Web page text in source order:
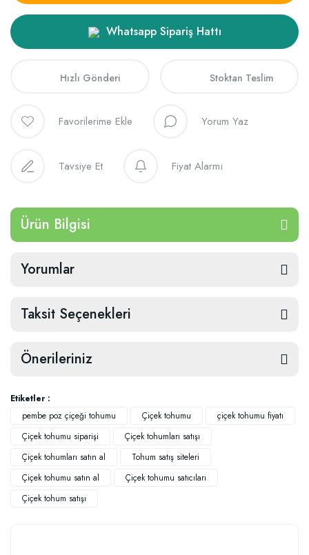
Whatsapp Sipariş Hattı
Hızlı Gönderi Stoktan Teslim
Yorum Yaz
Tavsiye Et Fiyat Alarmı
Ürün Bilgisi
Yorumlar
Taksit Seçenekleri
Önerileriniz
Etiketler :
pembe poz çiçeği tohumu
Çiçek tohumu
çiçek tohumu fiyatı
Çiçek tohumu siparişi
Çiçek tohumları satışı
Çiçek tohumları satın al
Tohum satış siteleri
Çiçek tohumu satın al
Çiçek tohumu satıcıları
Çiçek tohum satışı